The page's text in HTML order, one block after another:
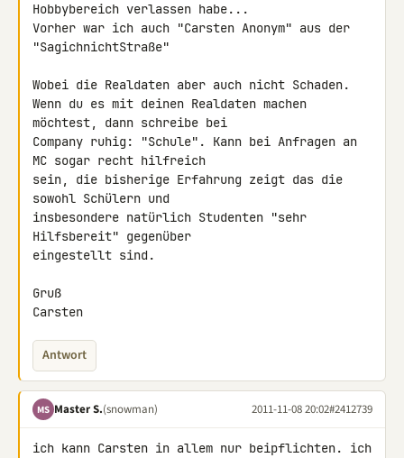
Hobbybereich verlassen habe...
Vorher war ich auch "Carsten Anonym" aus der
"SagichnichtStraße"
Wobei die Realdaten aber auch nicht Schaden.
Wenn du es mit deinen Realdaten machen
möchtest, dann schreibe bei
Company ruhig: "Schule". Kann bei Anfragen an
MC sogar recht hilfreich
sein, die bisherige Erfahrung zeigt das die
sowohl Schülern und
insbesondere natürlich Studenten "sehr
Hilfsbereit" gegenüber
eingestellt sind.
Gruß
Carsten
Antwort
MS Master S.(snowman) 2011-11-08 20:02#2412739
ich kann Carsten in allem nur beipflichten. ich